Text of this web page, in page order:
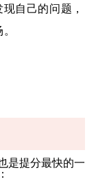
现自己的问题，
是提分最快的一